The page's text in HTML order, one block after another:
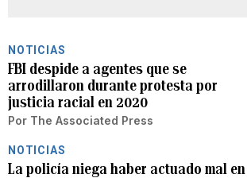
NOTICIAS
FBI despide a agentes que se
arrodillaron durante protesta por
justicia racial en 2020
Por The Associated Press
NOTICIAS
La policía niega haber actuado mal en